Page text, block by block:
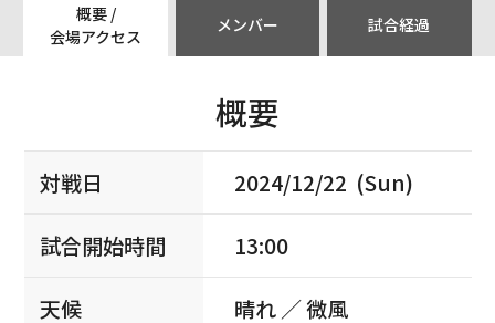
概要 /
会場アクセス
メンバー 試合経過
概要
対戦日 2024/12/22 (Sun)
試合開始時間 13:00
天候 晴れ ／ 微風